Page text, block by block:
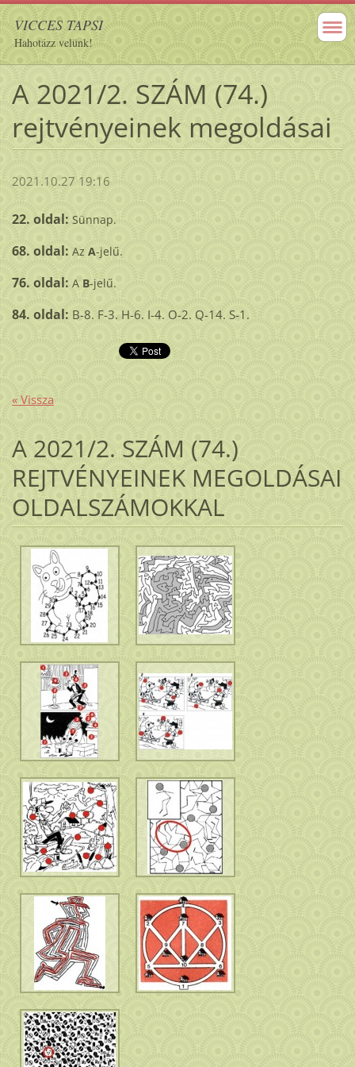
VICCES TAPSI
Hahotázz velünk!
A 2021/2. SZÁM (74.)
rejtvényeinek megoldásai
2021.10.27 19:16
22. oldal: Sünnap.
68. oldal: AzA-jelű.
76. oldal: A B-jelű.
84. oldal:B-8. F-3. H-6. I-4. O-2. Q-14. S-1.
« Vissza
A 2021/2. SZÁM (74.)
REJTVÉNYEINEK MEGOLDÁSAI
OLDALSZÁMOKKAL